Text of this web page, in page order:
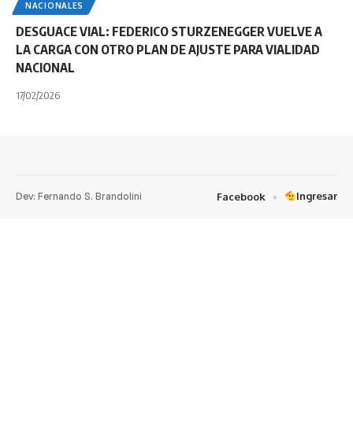
NACIONALES
DESGUACE VIAL: FEDERICO STURZENEGGER VUELVE A
LA CARGA CON OTRO PLAN DE AJUSTE PARA VIALIDAD
NACIONAL
17/02/2026
Dev: Fernando S. Brandolini Facebook Ingresar